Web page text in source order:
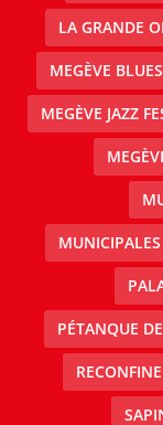
LA GRANDE
MEGÈVE
MEGÈVE JAZZ
PÉTANQUE